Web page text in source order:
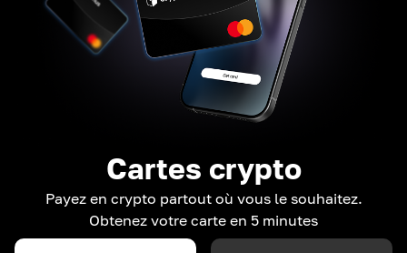
Cartes crypto
Payez en crypto partout où vous le souhaitez.
Obtenez votre carte en 5 minutes